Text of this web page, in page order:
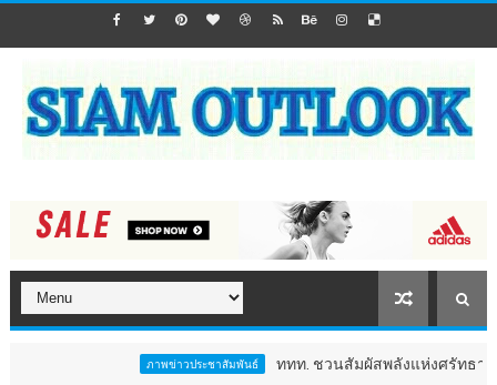
ภาพข่าวประชาสัมพันธ์ ททท. ชวนสัมผัสพลังแห่งศรัทธา ร่วมงาน "